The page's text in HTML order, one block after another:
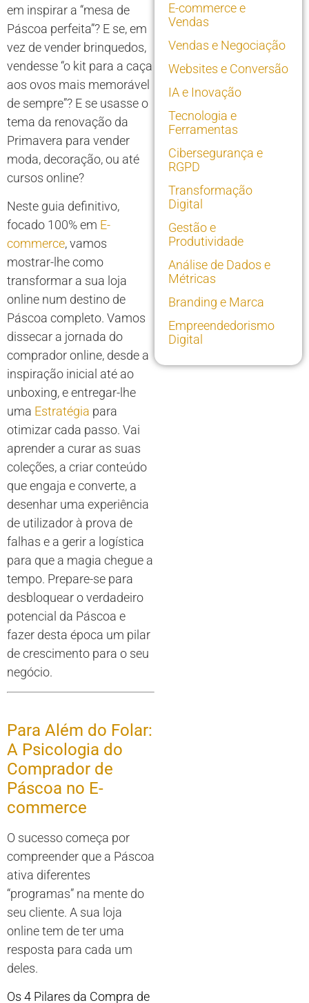
em inspirar a “mesa de
Páscoa perfeita”? E se, em
vez de vender brinquedos,
vendesse “o kit para a caça
aos ovos mais memorável
de sempre”? E se usasse o
tema da renovação da
Primavera para vender
moda, decoração, ou até
cursos online?
Neste guia definitivo,
focado 100% em E-
commerce, vamos
mostrar-lhe como
transformar a sua loja
online num destino de
Páscoa completo. Vamos
dissecar a jornada do
comprador online, desde a
inspiração inicial até ao
unboxing, e entregar-lhe
uma Estratégia para
otimizar cada passo. Vai
aprender a curar as suas
coleções, a criar conteúdo
que engaja e converte, a
desenhar uma experiência
de utilizador à prova de
falhas e a gerir a logística
para que a magia chegue a
tempo. Prepare-se para
desbloquear o verdadeiro
potencial da Páscoa e
fazer desta época um pilar
de crescimento para o seu
negócio.
Para Além do Folar:
A Psicologia do
Comprador de
Páscoa no E-
commerce
O sucesso começa por
compreender que a Páscoa
ativa diferentes
“programas” na mente do
seu cliente. A sua loja
online tem de ter uma
resposta para cada um
deles.
Os 4 Pilares da Compra de
E-commerce e
Vendas
Vendas e Negociação
Websites e Conversão
IA e Inovação
Tecnologia e
Ferramentas
Cibersegurança e
RGPD
Transformação
Digital
Gestão e
Produtividade
Análise de Dados e
Métricas
Branding e Marca
Empreendedorismo
Digital